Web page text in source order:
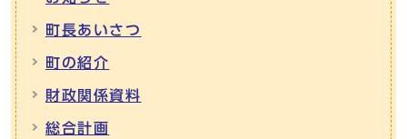
町長あいさつ
町の紹介
財政関係資料
総合計画